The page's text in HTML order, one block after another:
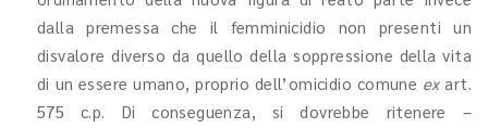
dalla premessa che il femminicidio non presenti un
disvalore diverso da quello della soppressione della vita
di un essere umano, proprio dell’omicidio comune exart.
575 c.p. Di conseguenza, si dovrebbe ritenere –